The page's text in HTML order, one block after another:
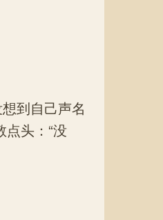
到自己声名
头：“没